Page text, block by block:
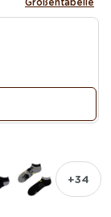
+34